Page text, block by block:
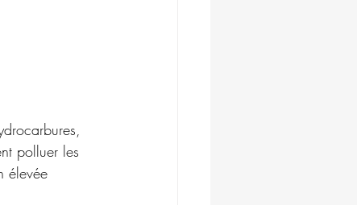
polluer les
élevée